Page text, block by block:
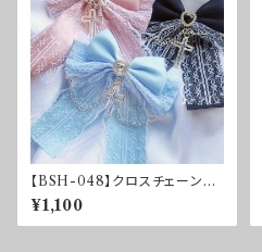
【BSH-048】クロスチェーン付
き♰レースリボンクリップ
¥1,100